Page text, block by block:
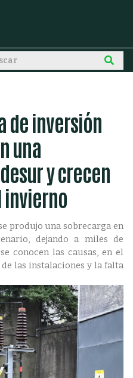
de inversión
una
y crecen
invierno
produjo una sobrecarga en
dejando a miles de
conocen las causas, en el
las instalaciones y la falta